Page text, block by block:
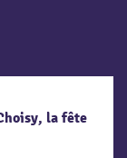
la fête